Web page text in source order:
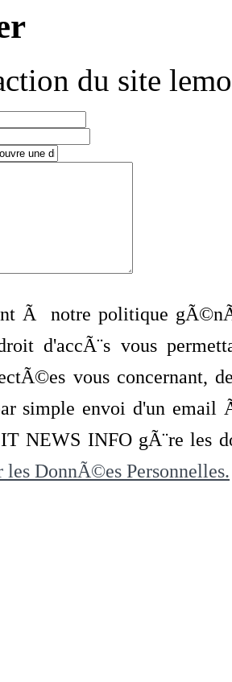
du site
Ã notre politique
d'accÃ¨s vous
vous concernant,
simple envoi d'un
NEWS INFO gÃ¨re les
les DonnÃ©es Personnelles.